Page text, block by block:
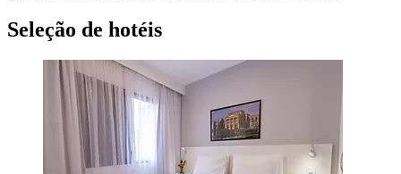
Seleção de hotéis